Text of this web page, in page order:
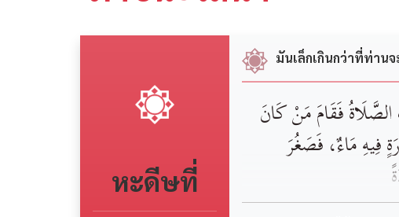
หะดีษที่
มันเล็กเกินกว่าที่ท่าน
فَقَامَ مَنْ كَانَ
فِيهِ مَاءٌ، فَصَغُرَ